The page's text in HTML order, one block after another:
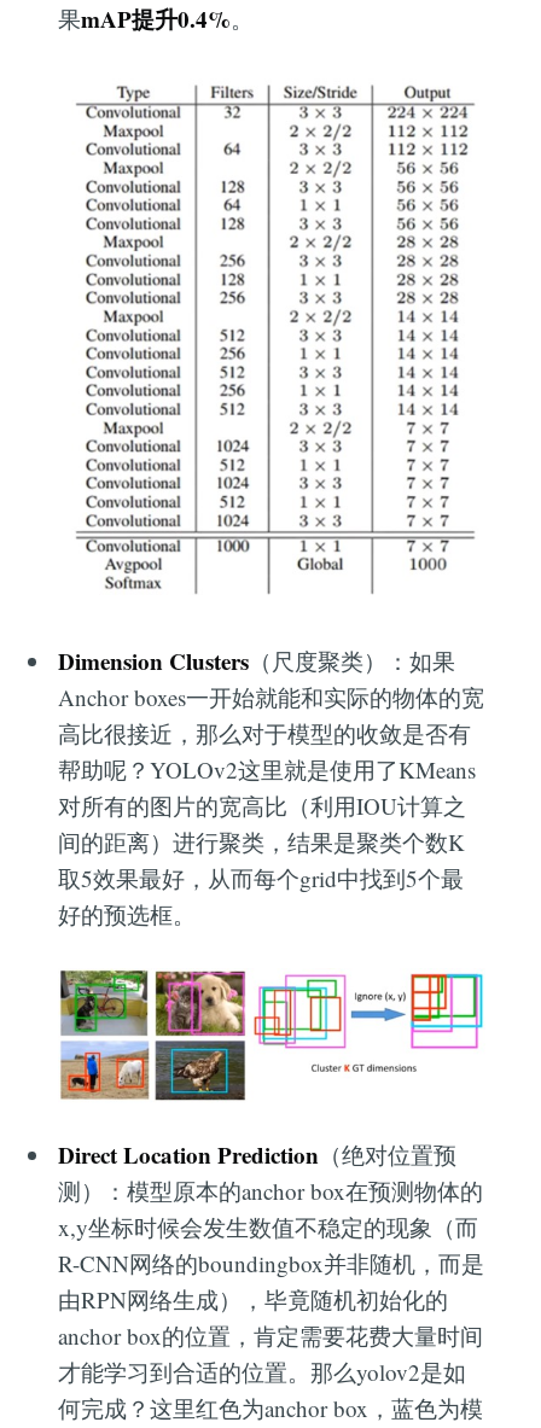
果mAP提升0.4%。
Dimension Clusters （尺度聚类）：如果
Anchor boxes一开始就能和实际的物体的宽
高比很接近，那么对于模型的收敛是否有
帮助呢？YOLOv2这里就是使用了KMeans
对所有的图片的宽高比（利用IOU计算之
间的距离）进行聚类，结果是聚类个数K
取5效果最好，从而每个grid中找到5个最
好的预选框。
Direct Location Prediction （绝对位置预
测）：模型原本的anchor box在预测物体的
x,y坐标时候会发生数值不稳定的现象（而
R-CNN网络的boundingbox并非随机，而是
由RPN网络生成），毕竟随机初始化的
anchor box的位置，肯定需要花费大量时间
才能学习到合适的位置。那么yolov2是如
何完成？这里红色为anchor box，蓝色为模